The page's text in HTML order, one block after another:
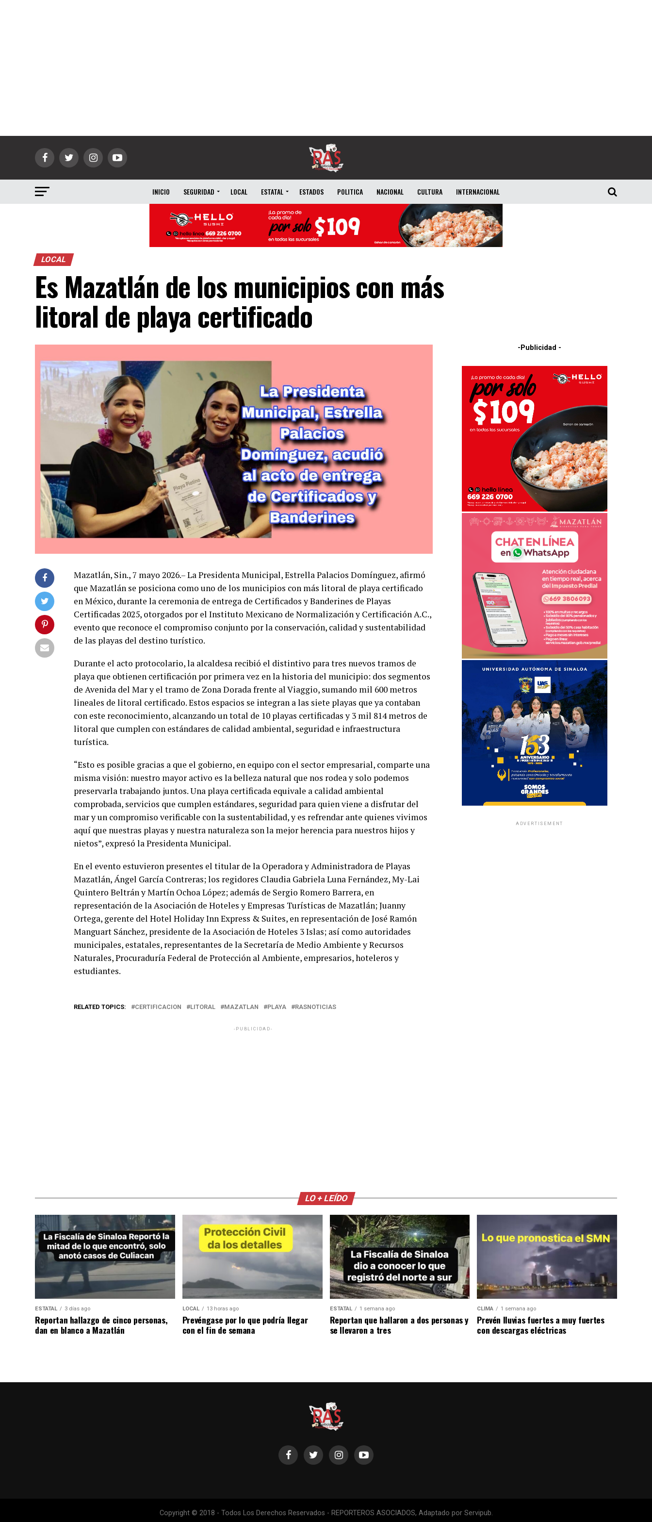
INICIO SEGURIDAD LOCAL ESTATAL ESTADOS POLITICA NACIONAL CULTURA INTERNACIONAL
LOCAL
Es Mazatlán de los municipios con más
litoral de playa certificado
Mazatlán, Sin., 7 mayo 2026.– La Presidenta Municipal, Estrella Palacios Domínguez, afirmó
que Mazatlán se posiciona como uno de los municipios con más litoral de playa certificado
en México, durante la ceremonia de entrega de Certificados y Banderines de Playas
Certificadas 2025, otorgados por el Instituto Mexicano de Normalización y Certificación A.C.,
evento que reconoce el compromiso conjunto por la conservación, calidad y sustentabilidad
de las playas del destino turístico.
Durante el acto protocolario, la alcaldesa recibió el distintivo para tres nuevos tramos de
playa que obtienen certificación por primera vez en la historia del municipio: dos segmentos
de Avenida del Mar y el tramo de Zona Dorada frente al Viaggio, sumando mil 600 metros
lineales de litoral certificado. Estos espacios se integran a las siete playas que ya contaban
con este reconocimiento, alcanzando un total de 10 playas certificadas y 3 mil 814 metros de
litoral que cumplen con estándares de calidad ambiental, seguridad e infraestructura
turística.
“Esto es posible gracias a que el gobierno, en equipo con el sector empresarial, comparte una
misma visión: nuestro mayor activo es la belleza natural que nos rodea y solo podemos
preservarla trabajando juntos. Una playa certificada equivale a calidad ambiental
comprobada, servicios que cumplen estándares, seguridad para quien viene a disfrutar del
mar y un compromiso verificable con la sustentabilidad, y es refrendar ante quienes vivimos
aquí que nuestras playas y nuestra naturaleza son la mejor herencia para nuestros hijos y
nietos”, expresó la Presidenta Municipal.
En el evento estuvieron presentes el titular de la Operadora y Administradora de Playas
Mazatlán, Ángel García Contreras; los regidores Claudia Gabriela Luna Fernández, My-Lai
Quintero Beltrán y Martín Ochoa López; además de Sergio Romero Barrera, en
representación de la Asociación de Hoteles y Empresas Turísticas de Mazatlán; Juanny
Ortega, gerente del Hotel Holiday Inn Express & Suites, en representación de José Ramón
Manguart Sánchez, presidente de la Asociación de Hoteles 3 Islas; así como autoridades
municipales, estatales, representantes de la Secretaría de Medio Ambiente y Recursos
Naturales, Procuraduría Federal de Protección al Ambiente, empresarios, hoteleros y
estudiantes.
RELATED TOPICS: CERTIFICACION LITORAL MAZATLAN PLAYA RASNOTICIAS
-PUBLICIDAD-
-Publicidad -
ADVERTISEMENT
LO + LEÍDO
ESTATAL 3 días ago
Reportan hallazgo de cinco personas,
dan en blanco a Mazatlán
LOCAL 13 horas ago
Prevéngase por lo que podría llegar
con el fin de semana
ESTATAL 1 semana ago
Reportan que hallaron a dos personas y
se llevaron a tres
CLIMA 1 semana ago
Prevén lluvias fuertes a muy fuertes
con descargas eléctricas
Copyright © 2018 - Todos Los Derechos Reservados - REPORTEROS ASOCIADOS, Adaptado por Servipub.